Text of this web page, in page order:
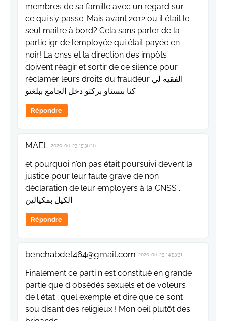
membres de sa famille avec un regard sur
ce qui s’y passe. Mais avant 2012 ou il était le
seul maître à bord? Cela sans parler de la
partie igr de l’employée qui était payée en
noir! La cnss et la direction des impôts
doivent réagir et sortir de ce silence pour
réclamer leurs droits du fraudeur الفقيه لي
كنا نتسناو بركتو دخل الجامع ببلغتو
Répondre
MAEL 2020-06-23 15:36:16
et pourquoi n'on pas était poursuivi devent la
justice pour leur faute grave de non
déclaration de leur employers à la CNSS .
الكيل بمكيالين
Répondre
benchabdel464@gmail.com 2020-06-23 14:53:31
Finalement ce parti n est constitué en grande
partie que d obsédés sexuels et de voleurs
de l état ; quel exemple et dire que ce sont
sou disant des religieux ! Mon oeil plutôt des